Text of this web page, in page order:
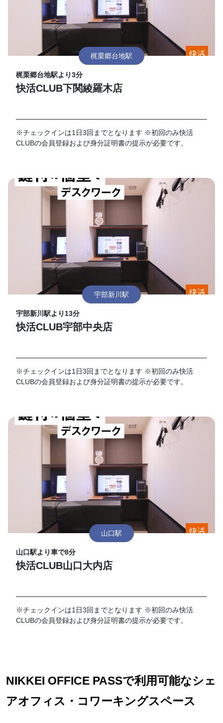
梶栗郷台地駅
梶栗郷台地駅より3分
快活CLUB下関綾羅木店
※チェックインは1日3回までとなります ※初回のみ快活
CLUBの会員登録および身分証明書の提示が必要です。
宇部新川駅
宇部新川駅より13分
快活CLUB宇部中央店
※チェックインは1日3回までとなります ※初回のみ快活
CLUBの会員登録および身分証明書の提示が必要です。
山口駅
山口駅より車で8分
快活CLUB山口大内店
※チェックインは1日3回までとなります ※初回のみ快活
CLUBの会員登録および身分証明書の提示が必要です。
NIKKEI OFFICE PASSで利用可能なシェ
アオフィス・コワーキングスペース